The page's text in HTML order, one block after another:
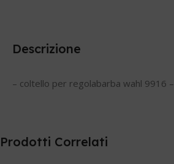
Descrizione
– coltello per regolabarba wahl 9916
Prodotti Correlati